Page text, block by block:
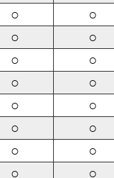
○ ○
○ ○
○ ○
○ ○
○ ○
○ ○
○ ○
○ ○